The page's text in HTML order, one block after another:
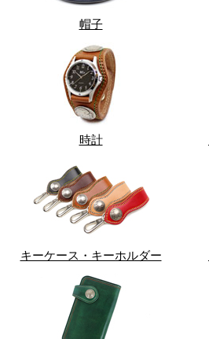
帽子
時計
キーケース・キーホルダー